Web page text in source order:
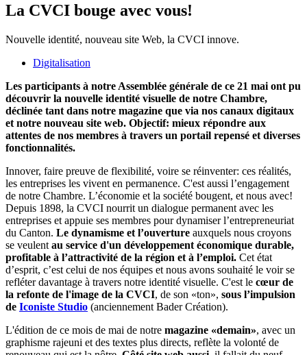
La CVCI bouge avec vous!
Nouvelle identité, nouveau site Web, la CVCI innove.
Digitalisation
Les participants à notre Assemblée générale de ce 21 mai ont pu
découvrir la nouvelle identité visuelle de notre Chambre,
déclinée tant dans notre magazine que via nos canaux digitaux
et notre nouveau site web. Objectif: mieux répondre aux
attentes de nos membres à travers un portail repensé et diverses
fonctionnalités.
Innover, faire preuve de flexibilité, voire se réinventer: ces réalités,
les entreprises les vivent en permanence. C'est aussi l’engagement
de notre Chambre. L’économie et la société bougent, et nous avec!
Depuis 1898, la CVCI nourrit un dialogue permanent avec les
entreprises et appuie ses membres pour dynamiser l’entrepreneuriat
du Canton. Le dynamisme et l’ouverture auxquels nous croyons
se veulent au service d'un développement économique durable,
profitable à l’attractivité de la région et à l’emploi. Cet état
d’esprit, c’est celui de nos équipes et nous avons souhaité le voir se
refléter davantage à travers notre identité visuelle. C'est le cœur de
la refonte de l'image de la CVCI, de son «ton», sous l’impulsion
de Iconiste Studio (anciennement Bader Création).
L'édition de ce mois de mai de notre magazine «demain», avec un
graphisme rajeuni et des textes plus directs, reflète la volonté de